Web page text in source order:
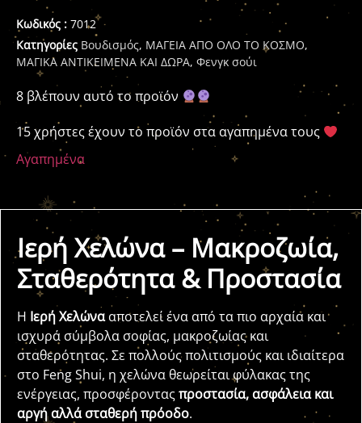
Κωδικός : 7012
Κατηγορίες Βουδισμός, ΜΑΓΕΙΑ ΑΠΟ ΟΛΟ ΤΟ ΚΟΣΜΟ,
ΜΑΓΙΚΑ ΑΝΤΙΚΕΙΜΕΝΑ ΚΑΙ ΔΩΡΑ, Φενγκ σούι
8 βλέπουν αυτό το προϊόν
15 χρήστες έχουν το προϊόν στα αγαπημένα τους
Αγαπημένα
Ιερή Χελώνα – Μακροζωία,
Σταθερότητα & Προστασία
Η Ιερή Χελώνααποτελεί ένα από τα πιο αρχαία και
ισχυρά σύμβολα σοφίας, μακροζωίας και
σταθερότητας. Σε πολλούς πολιτισμούς και ιδιαίτερα
στο Feng Shui, η χελώνα θεωρείται φύλακας της
ενέργειας, προσφέρονταςπροστασία, ασφάλεια και
αργή αλλά σταθερή πρόοδο.